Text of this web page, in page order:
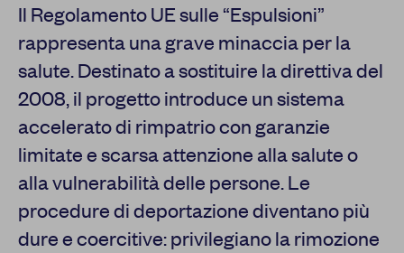
Il Regolamento UE sulle “Espulsioni”
rappresenta una grave minaccia per la
salute. Destinato a sostituire la direttiva del
2008, il progetto introduce un sistema
accelerato di rimpatrio con garanzie
limitate e scarsa attenzione alla salute o
alla vulnerabilità delle persone. Le
procedure di deportazione diventano più
dure e coercitive: privilegiano la rimozione